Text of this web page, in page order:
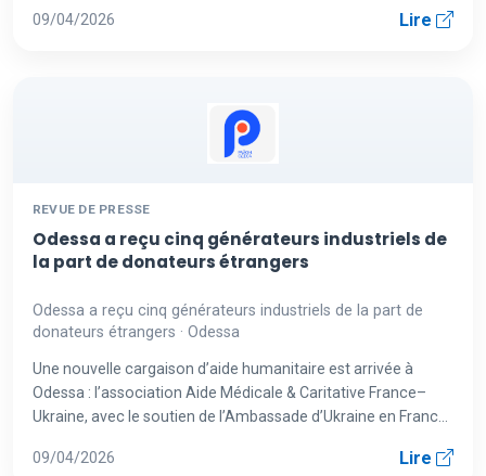
09/04/2026 Lire
REVUE DE PRESSE
Odessa a reçu cinq générateurs industriels de
la part de donateurs étrangers
Odessa a reçu cinq générateurs industriels de la part de
donateurs étrangers · Odessa
Une nouvelle cargaison d’aide humanitaire est arrivée à
Odessa : l’association Aide Médicale & Caritative France–
Ukraine, avec le soutien de l’Ambassade d’Ukraine en France
09/04/2026 Lire